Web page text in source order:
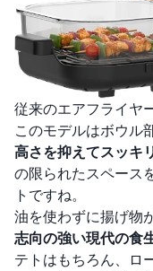
従来のエアフライヤ
このモデルはボウル
高さを抑えてスッキ
の限られたスペース
トですね。
油を使わずに揚げ物
志向の強い現代の食
テトはもちろん、ロ